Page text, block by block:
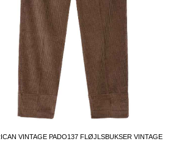
VINTAGE PADO137 FLØJLSBUKSER VINTAGE